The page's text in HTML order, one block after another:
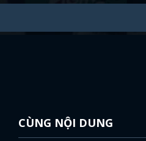
CÙNG NỘI DUNG